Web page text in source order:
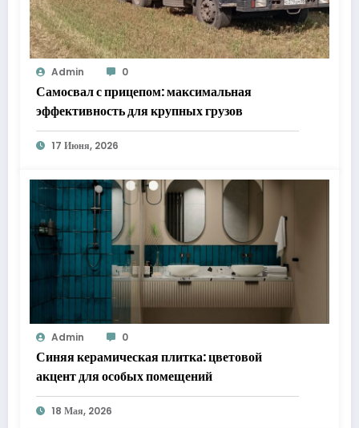
Admin 0
Самосвал с прицепом: максимальная
эффективность для крупных грузов
17 Июня, 2026
Admin 0
Синяя керамическая плитка: цветовой
акцент для особых помещений
18 Мая, 2026